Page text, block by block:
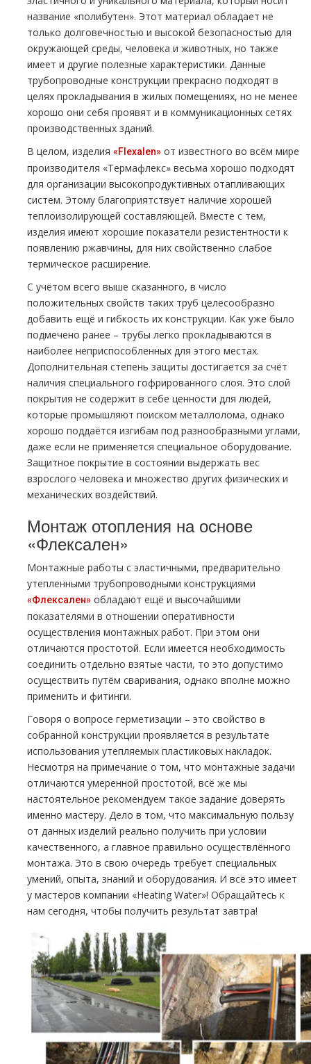
название «полибутен». Этот материал обладает не
только долговечностью и высокой безопасностью для
окружающей среды, человека и животных, но также
имеет и другие полезные характеристики. Данные
трубопроводные конструкции прекрасно подходят в
целях прокладывания в жилых помещениях, но не менее
хорошо они себя проявят и в коммуникационных сетях
производственных зданий.
В целом, изделия «Flexalen» от известного во всём мире
производителя «Термафлекс» весьма хорошо подходят
для организации высокопродуктивных отапливающих
систем. Этому благоприятствует наличие хорошей
теплоизолирующей составляющей. Вместе с тем,
изделия имеют хорошие показатели резистентности к
появлению ржавчины, для них свойственно слабое
термическое расширение.
С учётом всего выше сказанного, в число
положительных свойств таких труб целесообразно
добавить ещё и гибкость их конструкции. Как уже было
подмечено ранее – трубы легко прокладываются в
наиболее неприспособленных для этого местах.
Дополнительная степень защиты достигается за счёт
наличия специального гофрированного слоя. Это слой
покрытия не содержит в себе ценности для людей,
которые промышляют поиском металлолома, однако
хорошо поддаётся изгибам под разнообразными углами,
даже если не применяется специальное оборудование.
Защитное покрытие в состоянии выдержать вес
взрослого человека и множество других физических и
механических воздействий.
Монтаж отопления на основе
«Флексален»
Монтажные работы с эластичными, предварительно
утепленными трубопроводными конструкциями
«Флексален» обладают ещё и высочайшими
показателями в отношении оперативности
осуществления монтажных работ. При этом они
отличаются простотой. Если имеется необходимость
соединить отдельно взятые части, то это допустимо
осуществить путём сваривания, однако вполне можно
применить и фитинги.
Говоря о вопросе герметизации – это свойство в
собранной конструкции проявляется в результате
использования утепляемых пластиковых накладок.
Несмотря на примечание о том, что монтажные задачи
отличаются умеренной простотой, всё же мы
настоятельное рекомендуем такое задание доверять
именно мастеру. Дело в том, что максимальную пользу
от данных изделий реально получить при условии
качественного, а главное правильно осуществлённого
монтажа. Это в свою очередь требует специальных
умений, опыта, знаний и оборудования. И всё это имеет
у мастеров компании «Heating Water»! Обращайтесь к
нам сегодня, чтобы получить результат завтра!